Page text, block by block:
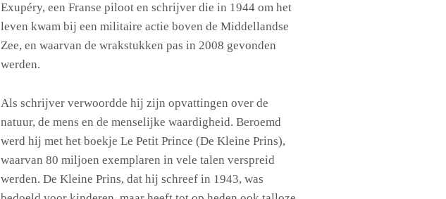
Exupéry, een Franse piloot en schrijver die in 1944 om het
leven kwam bij een militaire actie boven de Middellandse
Zee, en waarvan de wrakstukken pas in 2008 gevonden
werden.
Als schrijver verwoordde hij zijn opvattingen over de
natuur, de mens en de menselijke waardigheid. Beroemd
werd hij met het boekje Le Petit Prince (De Kleine Prins),
waarvan 80 miljoen exemplaren in vele talen verspreid
werden. De Kleine Prins, dat hij schreef in 1943, was